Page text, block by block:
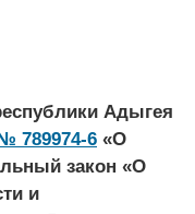
Адыгея
789974-6 «О
закон «О
и